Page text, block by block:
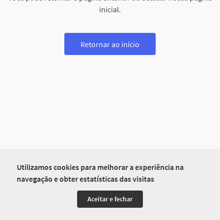
Utilizamos cookies para melhorar a experiência na
navegação e obter estatísticas das visitas
Aceitar e fechar
inicial.
Retornar ao início